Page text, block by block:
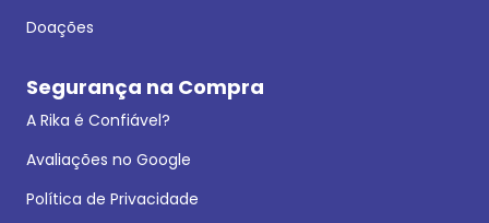
Doações
Segurança na Compra
A Rika é Confiável?
Avaliações no Google
Política de Privacidade